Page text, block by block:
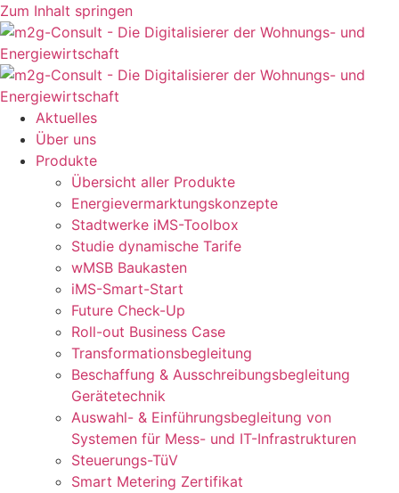
Zum Inhalt springen
Aktuelles
Über uns
Produkte
Übersicht aller Produkte
Energievermarktungskonzepte
Stadtwerke iMS-Toolbox
Studie dynamische Tarife
wMSB Baukasten
iMS-Smart-Start
Future Check-Up
Roll-out Business Case
Transformationsbegleitung
Beschaffung & Ausschreibungsbegleitung
Gerätetechnik
Auswahl- & Einführungsbegleitung von
Systemen für Mess- und IT-Infrastrukturen
Steuerungs-TüV
Smart Metering Zertifikat
Modus